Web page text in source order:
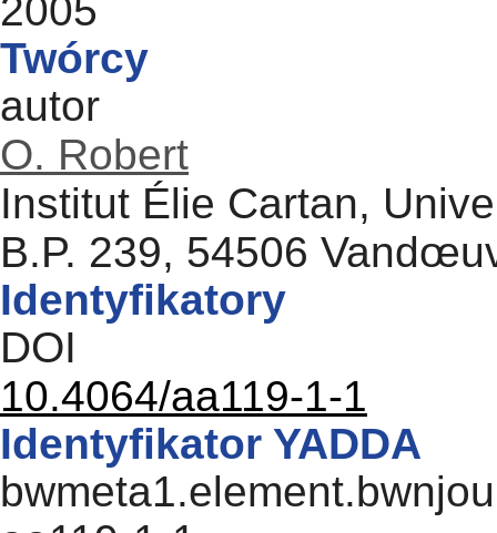
2005
Twórcy
autor
O. Robert
Institut Élie Cartan,
B.P. 239, 54506
Identyfikatory
DOI
10.4064/aa119-1-1
Identyfikator YADDA